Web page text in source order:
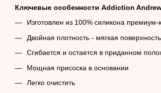
Ключевые особенности Addiction
Изготовлен из 100% силикона премиум-
Двойная плотность - мягкая
Сгибается и остается в приданном
Мощная присоска в основании
Легко очистить